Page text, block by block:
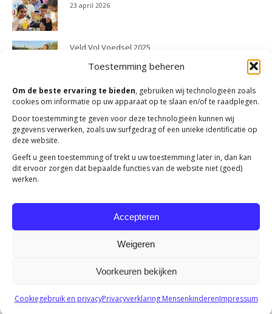
Toestemming beheren
Om de beste ervaring te bieden, gebruiken wij technologieën zoals
cookies om informatie op uw apparaat op te slaan en/of te raadplegen.
Door toestemming te geven voor deze technologieën kunnen wij
gegevens verwerken, zoals uw surfgedrag of een unieke identificatie op
deze website.
Geeft u geen toestemming of trekt u uw toestemming later in, dan kan
dit ervoor zorgen dat bepaalde functies van de website niet (goed)
werken.
Accepteren
Weigeren
Voorkeuren bekijken
Cookiegebruik en privacyPrivacyverklaring MensenkinderenImpressum
23 april 2026
Veld Vol Voedsel 2025